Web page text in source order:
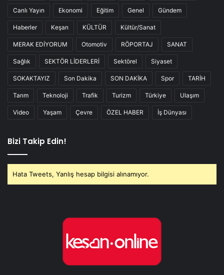
Canlı Yayın Ekonomi Eğitim Genel Gündem
Haberler Keşan KÜLTÜR Kültür/Sanat
MERAK EDİYORUM Otomotiv RÖPORTAJ SANAT
Sağlık SEKTÖR LİDERLERİ Sektörel Siyaset
SOKAKTAYIZ Son Dakika SON DAKİKA Spor TARİH
Tarım Teknoloji Trafik Turizm Türkiye Ulaşım
Video Yaşam Çevre ÖZEL HABER İş Dünyası
Bizi Takip Edin!
Hata Tweets, Yanlış hesap bilgisi alınamıyor.